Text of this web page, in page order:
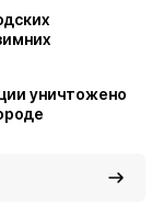
уничтожено